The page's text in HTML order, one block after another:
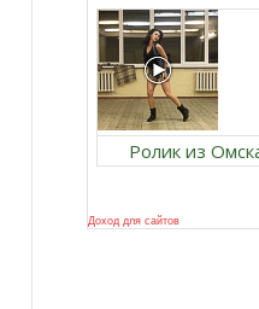
Ролик из
Доход для сайтов